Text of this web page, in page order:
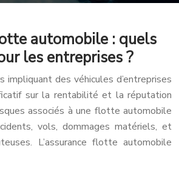
automobile : quels
les entreprises ?
impliquant des véhicules d’entreprises
sur la rentabilité et la réputation
associés à une flotte automobile
vols, dommages matériels, et
L’assurance flotte automobile